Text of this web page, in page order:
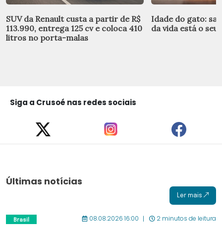
SUV da Renault custa a partir de R$
113.990, entrega 125 cv e coloca 410
litros no porta-malas
Idade do gato:
da vida está o seu
Siga a Crusoé nas redes sociais
Últimas notícias
Ler mais
Brasil 08.08.2026 16:00 2 minutos de leitura